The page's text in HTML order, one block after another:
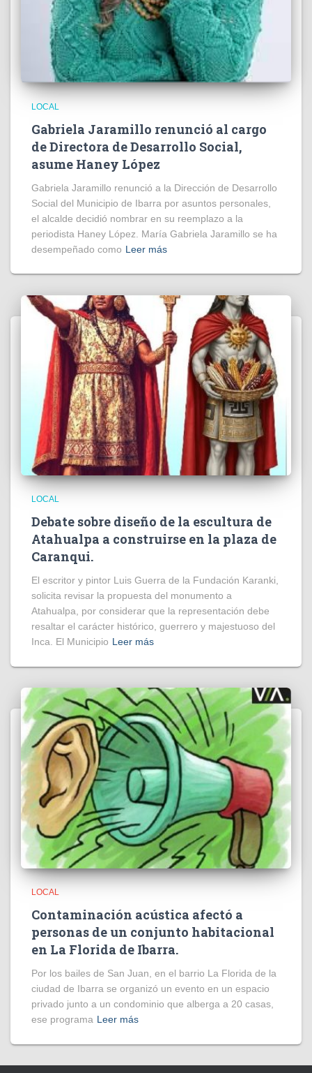
LOCAL
Gabriela Jaramillo renunció al cargo
de Directora de Desarrollo Social,
asume Haney López
Gabriela Jaramillo renunció a la Dirección de Desarrollo
Social del Municipio de Ibarra por asuntos personales,
el alcalde decidió nombrar en su reemplazo a la
periodista Haney López. María Gabriela Jaramillo se ha
desempeñado como Leer más
LOCAL
Debate sobre diseño de la escultura de
Atahualpa a construirse en la plaza de
Caranqui.
El escritor y pintor Luis Guerra de la Fundación Karanki,
solicita revisar la propuesta del monumento a
Atahualpa, por considerar que la representación debe
resaltar el carácter histórico, guerrero y majestuoso del
Inca. El Municipio Leer más
LOCAL
Contaminación acústica afectó a
personas de un conjunto habitacional
en La Florida de Ibarra.
Por los bailes de San Juan, en el barrio La Florida de la
ciudad de Ibarra se organizó un evento en un espacio
privado junto a un condominio que alberga a 20 casas,
ese programa Leer más